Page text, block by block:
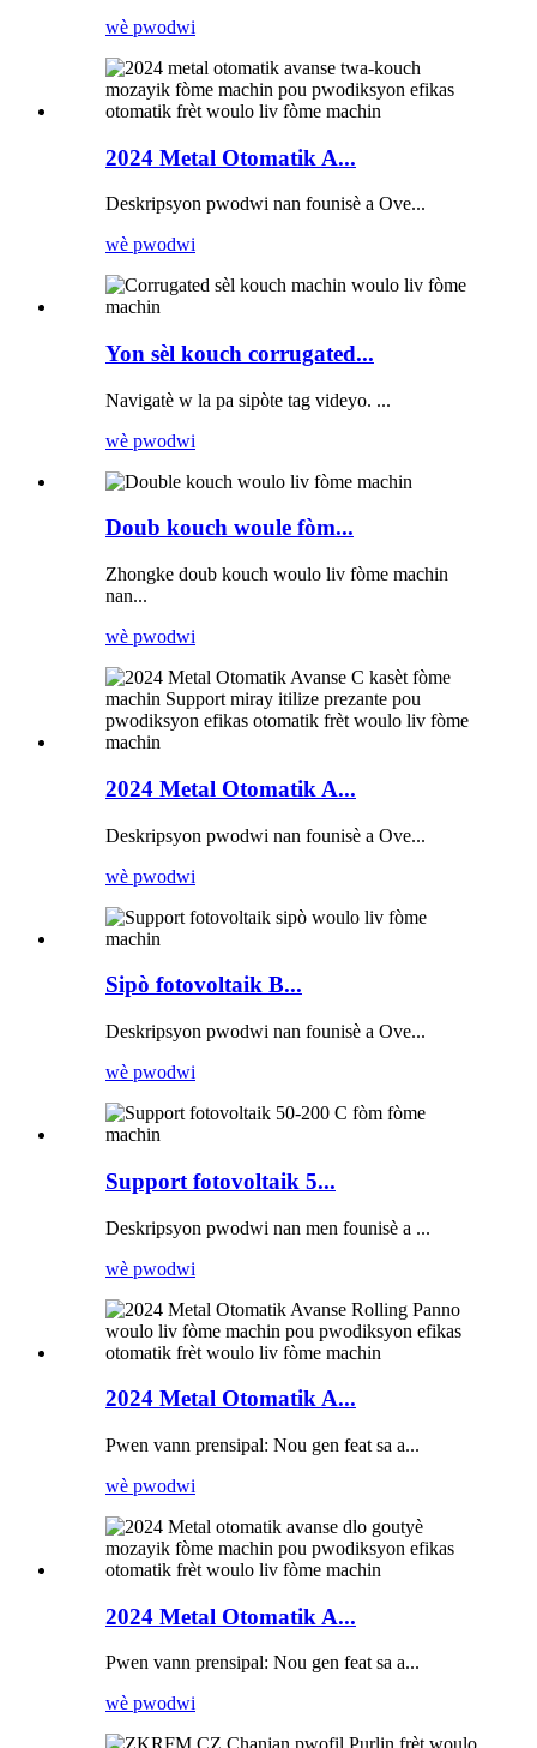
wè pwodwi
2024 Metal Otomatik A...
Deskripsyon pwodwi nan founisè a Ove...
wè pwodwi
Yon sèl kouch corrugated...
Navigatè w la pa sipòte tag videyo. ...
wè pwodwi
Doub kouch woule fòm...
Zhongke doub kouch woulo liv fòme machin
nan...
wè pwodwi
2024 Metal Otomatik A...
Deskripsyon pwodwi nan founisè a Ove...
wè pwodwi
Sipò fotovoltaik B...
Deskripsyon pwodwi nan founisè a Ove...
wè pwodwi
Support fotovoltaik 5...
Deskripsyon pwodwi nan men founisè a ...
wè pwodwi
2024 Metal Otomatik A...
Pwen vann prensipal: Nou gen feat sa a...
wè pwodwi
2024 Metal Otomatik A...
Pwen vann prensipal: Nou gen feat sa a...
wè pwodwi